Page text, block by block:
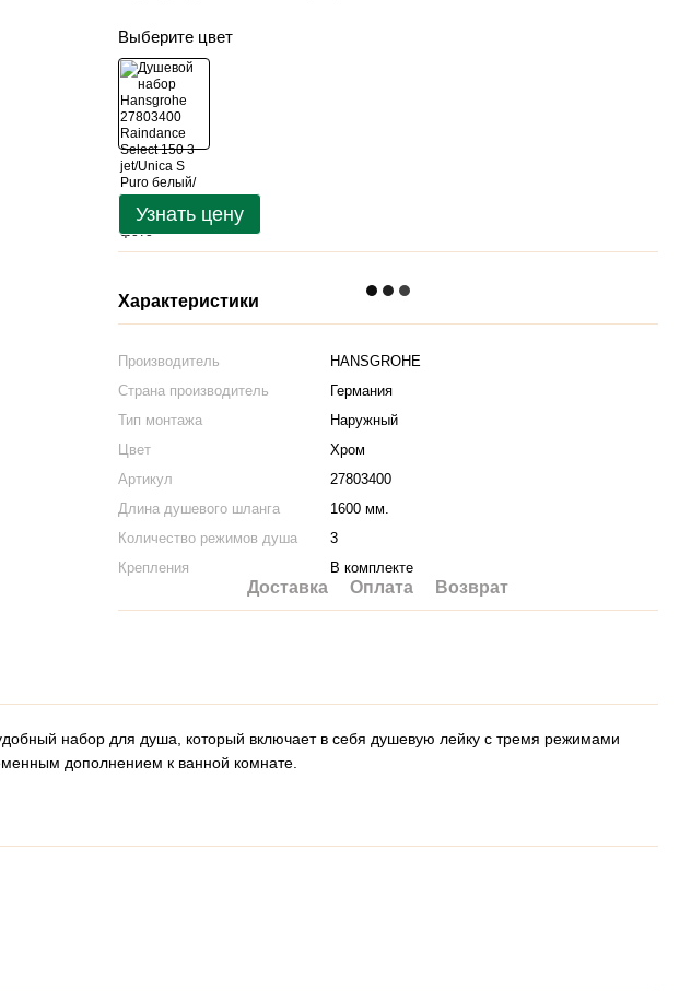
Выберите цвет
Узнать цену
Характеристики
Производитель
HANSGROHE
Страна производитель
Германия
Тип монтажа
Наружный
Цвет
Хром
Артикул
27803400
Длина душевого шланга
1600 мм.
Количество режимов душа
3
Крепления
В комплекте
Доставка Оплата Возврат
набор для душа, который включает в себя душевую лейку с тремя режимами
дополнением к ванной комнате.